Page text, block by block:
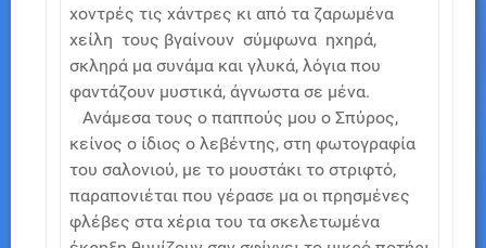
χοντρές τις χάντρες κι από τα ζαρωμένα
χείλη τους βγαίνουν σύμφωνα ηχηρά,
σκληρά μα συνάμα και γλυκά, λόγια που
φαντάζουν μυστικά, άγνωστα σε μένα.
Ανάμεσα τους ο παππούς μου ο Σπύρος,
κείνος ο ίδιος ο λεβέντης, στη φωτογραφία
του σαλονιού, με το μουστάκι το στριφτό,
παραπονιέται που γέρασε μα οι πρησμένες
φλέβες στα χέρια του τα σκελετωμένα